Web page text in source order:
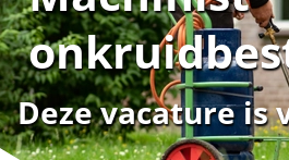
Deze vacature is